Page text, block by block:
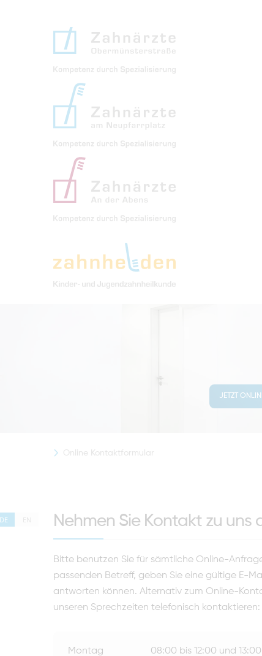
JETZT
Online Kontaktformular
DE EN Nehmen Sie Kontakt zu uns
Bitte benutzen Sie für sämtliche Online-
passenden Betreff, geben Sie eine gültige E-
antworten können. Alternativ zum Online-
unseren Sprechzeiten telefonisch kontaktieren:
Montag
08:00 bis 12:00 und